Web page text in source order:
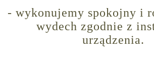
- wykonujemy spokojny i
wydech zgodnie z
urządzenia.